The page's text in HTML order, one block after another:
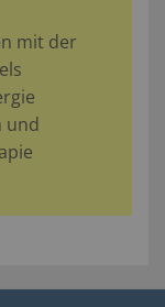
mit der
und